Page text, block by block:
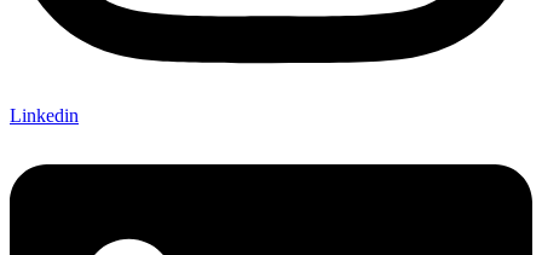
Linkedin